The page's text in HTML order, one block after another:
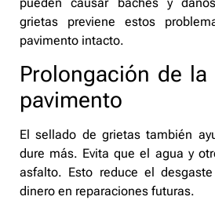
grietas previene estos
pavimento intacto.
Prolongación de la
pavimento
El sellado de grietas también
dure más. Evita que el agua y
asfalto. Esto reduce el
dinero en reparaciones futuras.